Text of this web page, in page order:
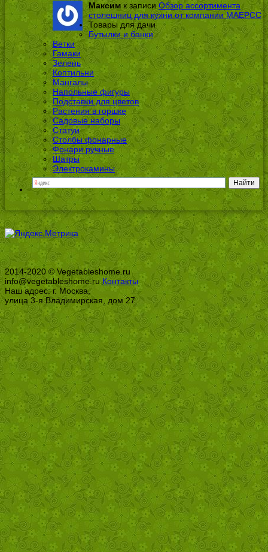
Максимк записи Обзор ассортимента
столешниц для кухни от компании МАЕРСС
Товары для дачи
Бутылки и банки
Ветки
Гамаки
Зелень
Коптильни
Мангалы
Напольные фигуры
Подставки для цветов
Растения в горшке
Садовые наборы
Статуи
Столбы фонарные
Фонари ручные
Шатры
Электрокамины
2014-2020 © Vegetableshome.ru
info@vegetableshome.ruКонтакты
Наш адрес: г. Москва,
улица 3-я Владимирская, дом 27